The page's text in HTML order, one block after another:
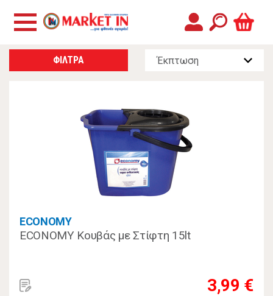
ΦΙΛΤΡΑ
ECONOMY
ECONOMY Κουβάς με Στίφτη 15lt
3,99 €